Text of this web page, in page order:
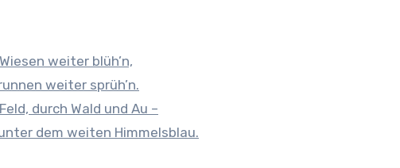
weiter blüh’n,
weiter sprüh’n.
durch Wald und Au –
dem weiten Himmelsblau.